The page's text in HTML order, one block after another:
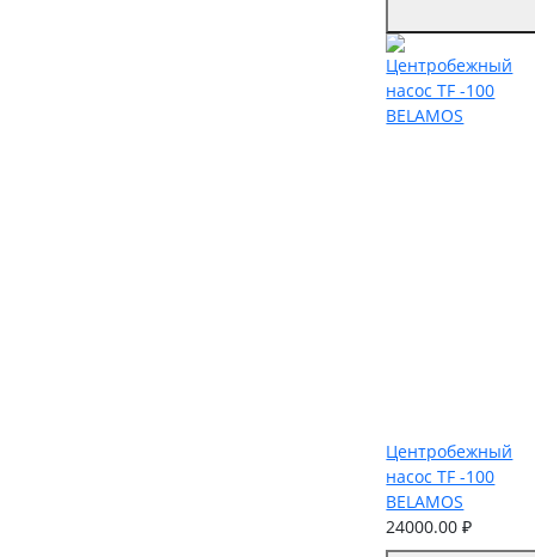
Центробежный
насос TF -100
BELAMOS
24000.00 ₽